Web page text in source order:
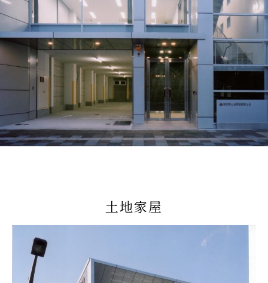
WORKS
SERVICES
HISTORY
RECRUIT
土地家屋